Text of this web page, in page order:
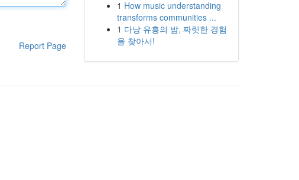
Report Page
1 How music understanding
transforms communities ...
1 다낭 유흥의 밤, 짜릿한 경험
을 찾아서!